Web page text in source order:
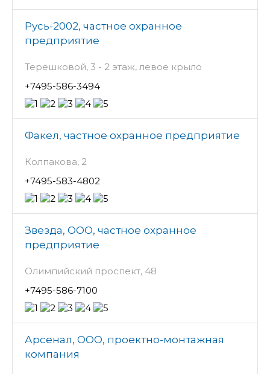
Русь-2002, частное охранное
предприятие
Терешковой, 3 - 2 этаж, левое крыло
+7495-586-3494
Факел, частное охранное предприятие
Колпакова, 2
+7495-583-4802
Звезда, ООО, частное охранное
предприятие
Олимпийский проспект, 48
+7495-586-7100
Арсенал, ООО, проектно-монтажная
компания